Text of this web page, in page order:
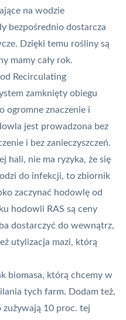
na wodzie
bezpośrednio dostarcza
Dzięki temu rośliny są
mamy cały rok.
Recirculating
zamknięty obiegu
ogromne znaczenie i
jest prowadzona bez
i bez zanieczyszczeń.
hali, nie ma ryzyka, że się
do infekcji, to zbiornik
zaczynać hodowlę od
hodowli RAS są ceny
dostarczyć do wewnątrz,
utylizacja mazi, którą
biomasa, którą chcemy w
tych farm. Dodam też,
zużywają 10 proc. tej